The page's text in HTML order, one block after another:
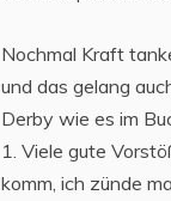
Nochmal Kraft
und das gelang
Derby wie es im
1. Viele gute
komm, ich zünde